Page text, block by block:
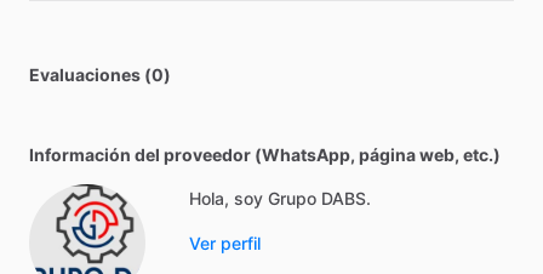
Evaluaciones (0)
Información del proveedor (WhatsApp, página web, etc.)
Hola, soy Grupo DABS.
Ver perfil